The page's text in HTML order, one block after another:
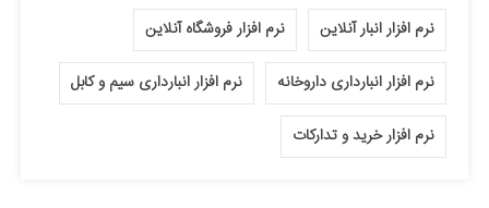
نرم افزار انبار آنلاین نرم افزار فروشگاه آنلاین
نرم افزار انبارداری داروخانه نرم افزار انبارداری سیم و کابل
نرم افزار خرید و تدارکات